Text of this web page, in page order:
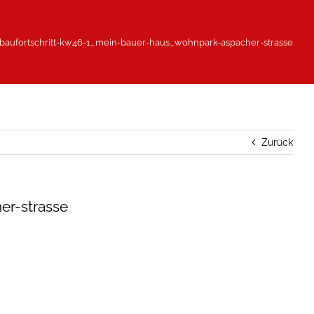
baufortschritt-kw46-1_mein-bauer-haus_wohnpark-aspacher-strasse
Zurück
strasse